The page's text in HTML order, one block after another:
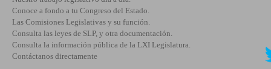
Conoce a fondo a tu Congreso del Estado.
Las Comisiones Legislativas y su función.
Consulta las leyes de SLP, y otra documentación.
Consulta la información pública de la LXI Legislatura.
Contáctanos directamente